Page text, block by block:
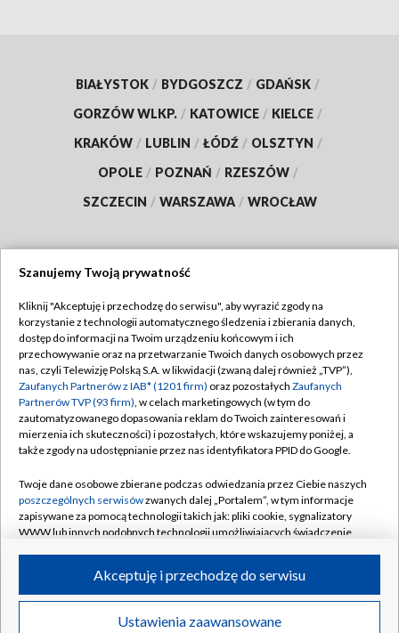
BIAŁYSTOK / BYDGOSZCZ / GDAŃSK /
GORZÓW WLKP. / KATOWICE / KIELCE /
KRAKÓW / LUBLIN / ŁÓDŹ / OLSZTYN /
OPOLE / POZNAŃ / RZESZÓW /
SZCZECIN / WARSZAWA / WROCŁAW
TVP
Abonament TVP
Emisja w TVP
Centrum informacji TVP
Naziemna Telewizja Cyfrowa
Rada Programowa
System NOS
Informacje o nadawcy
Program dla prasy
Regulamin TVP
Polityka prywatności
Moje zgody
Pomoc
Kontakt
Kanały
©2026 Telewizja Polska S.A. w likwidacji
Szanujemy Twoją prywatność
Kliknij "Akceptuję i przechodzę do serwisu", aby wyrazić zgody na
korzystanie z technologii automatycznego śledzenia i zbierania danych,
dostęp do informacji na Twoim urządzeniu końcowym i ich
przechowywanie oraz na przetwarzanie Twoich danych osobowych przez
nas, czyli Telewizję Polską S.A. w likwidacji (zwaną dalej również „TVP”),
Zaufanych Partnerów z IAB* (1201 firm) oraz pozostałych Zaufanych
Partnerów TVP (93 firm), w celach marketingowych (w tym do
zautomatyzowanego dopasowania reklam do Twoich zainteresowań i
mierzenia ich skuteczności) i pozostałych, które wskazujemy poniżej, a
także zgody na udostępnianie przez nas identyfikatora PPID do Google.
Twoje dane osobowe zbierane podczas odwiedzania przez Ciebie naszych
poszczególnych serwisówzwanych dalej „Portalem”, w tym informacje
zapisywane za pomocą technologii takich jak: pliki cookie, sygnalizatory
WWW lub innych podobnych technologii umożliwiających świadczenie
ruchu w Internecie.
Twoje dane osobowe zbierane podczas odwiedzania przez Ciebie
poszczególnych serwisówna Portalu, takie jak adresy IP, identyfikatory
Ustawienia zaawansowane
Akceptuję i przechodzę do serwisu